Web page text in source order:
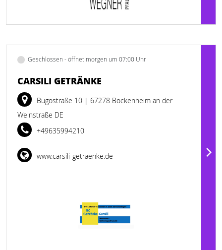
Geschlossen - öffnet morgen um 07:00 Uhr
CARSILI GETRÄNKE
Bugostraße 10 | 67278 Bockenheim an der
Weinstraße DE
+49635994210
www.carsili-getraenke.de